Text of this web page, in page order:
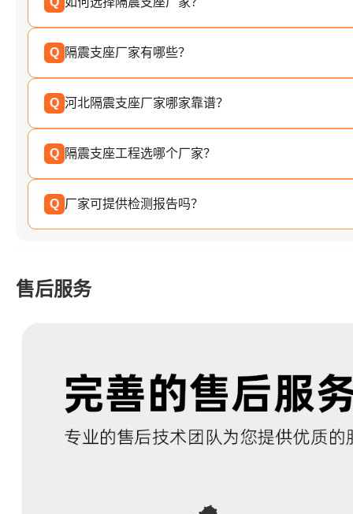
Q 隔震支座厂家有哪些？
Q 河北隔震支座厂家哪家靠谱？
Q 隔震支座工程选哪个厂家？
Q 厂家可提供检测报告吗？
售后服务